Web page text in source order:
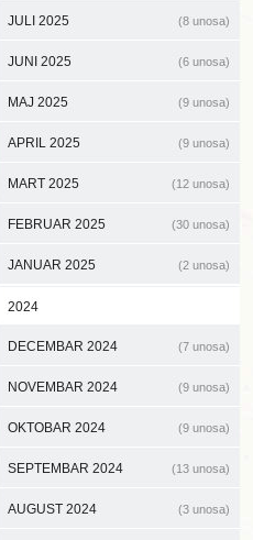
JULI 2025 (8 unosa)
JUNI 2025 (6 unosa)
MAJ 2025 (9 unosa)
APRIL 2025 (9 unosa)
MART 2025 (12 unosa)
FEBRUAR 2025 (30 unosa)
JANUAR 2025 (2 unosa)
2024
DECEMBAR 2024 (7 unosa)
NOVEMBAR 2024 (9 unosa)
OKTOBAR 2024 (9 unosa)
SEPTEMBAR 2024 (13 unosa)
AUGUST 2024 (3 unosa)